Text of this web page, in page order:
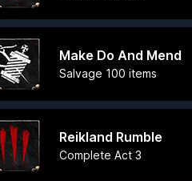
Make Do And Mend
Salvage 100 items
Reikland Rumble
Complete Act 3